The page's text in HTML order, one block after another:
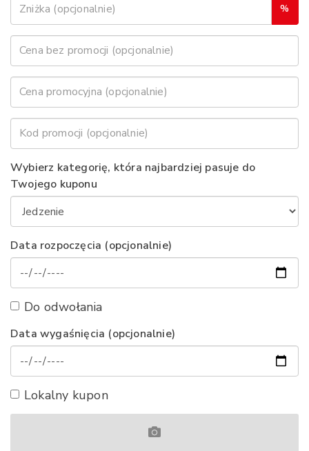
%
Wybierz kategorię, która najbardziej pasuje do
Twojego kuponu
Data rozpoczęcia (opcjonalnie)
Do odwołania
Data wygaśnięcia (opcjonalnie)
Lokalny kupon